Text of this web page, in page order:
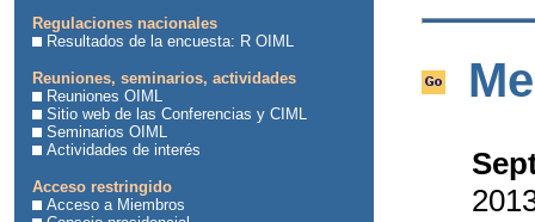
Regulaciones nacionales
Resultados de la encuesta: R OIML
Reuniones, seminarios, actividades
Reuniones OIML
Sitio web de las Conferencias y CIML
Seminarios OIML
Actividades de interés
Acceso restringido
Acceso a Miembros